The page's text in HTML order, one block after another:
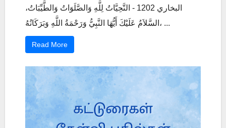
البخاري 1202 - التَّحِيَّاتُ لِلَّهِ وَالصَّلَوَاتُ وَالطَّيِّبَاتُ،
السَّلاَمُ عَلَيْكَ أَيُّهَا النَّبِيُّ وَرَحْمَةُ اللَّهِ وَبَرَكَاتُهُ، ...
Read More